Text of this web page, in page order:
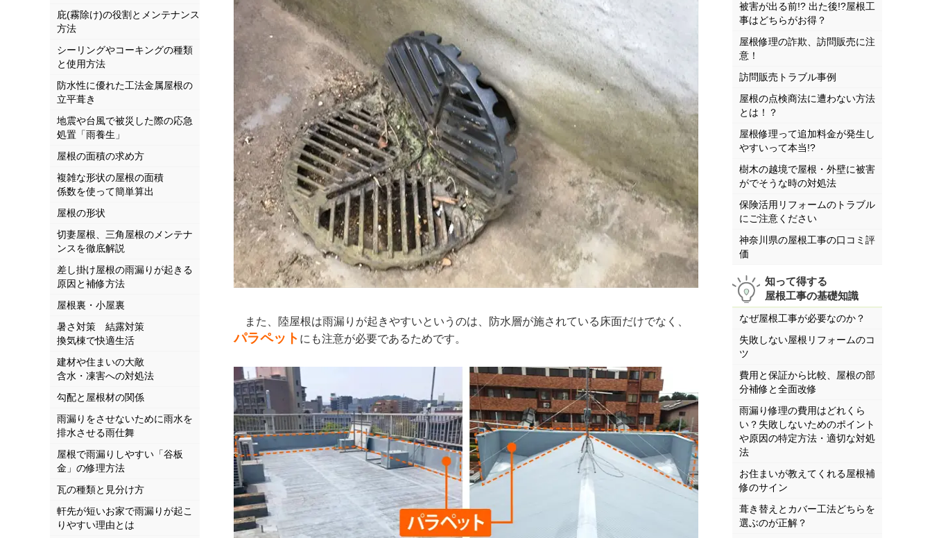
庇(霧除け)の役割とメンテナンス
方法
シーリングやコーキングの種類
と使用方法
防水性に優れた工法金属屋根の
立平葺き
地震や台風で被災した際の応急
処置「雨養生」
屋根の面積の求め方
複雑な形状の屋根の面積
係数を使って簡単算出
屋根の形状
切妻屋根、三角屋根のメンテナ
ンスを徹底解説
差し掛け屋根の雨漏りが起きる
原因と補修方法
屋根裏・小屋裏
暑さ対策 結露対策
換気棟で快適生活
建材や住まいの大敵
含水・凍害への対処法
勾配と屋根材の関係
雨漏りをさせないために雨水を
排水させる雨仕舞
屋根で雨漏りしやすい「谷板
金」の修理方法
瓦の種類と見分け方
軒先が短いお家で雨漏りが起こ
りやすい理由とは
また、陸屋根は雨漏りが起きやすいというのは、防水層が施されている床面だけでなく、
パラペット にも注意が必要であるためです。
被害が出る前!? 出た後!?屋根工
事はどちらがお得？
屋根修理の詐欺、訪問販売に注
意！
訪問販売トラブル事例
屋根の点検商法に遭わない方法
とは！？
屋根修理って追加料金が発生し
やすいって本当!?
樹木の越境で屋根・外壁に被害
がでそうな時の対処法
保険活用リフォームのトラブル
にご注意ください
神奈川県の屋根工事の口コミ評
価
知って得する
屋根工事の基礎知識
なぜ屋根工事が必要なのか？
失敗しない屋根リフォームのコ
ツ
費用と保証から比較、屋根の部
分補修と全面改修
雨漏り修理の費用はどれくら
い？失敗しないためのポイント
や原因の特定方法・適切な対処
法
お住まいが教えてくれる屋根補
修のサイン
葺き替えとカバー工法どちらを
選ぶのが正解？